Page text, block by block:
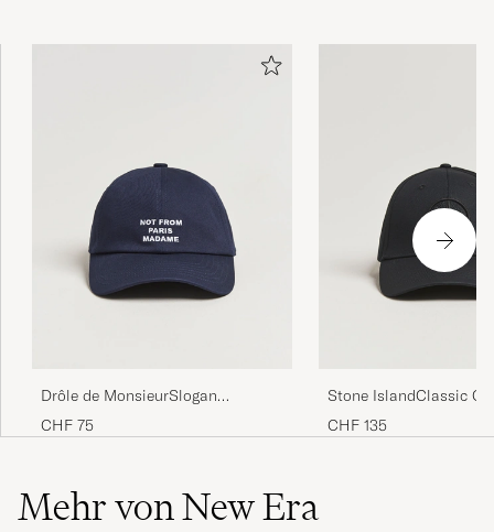
Drôle de MonsieurSlogan
BaseballNavy
CHF 75
Stone IslandClassic
CapBlack
CHF 135
Mehr von New Era